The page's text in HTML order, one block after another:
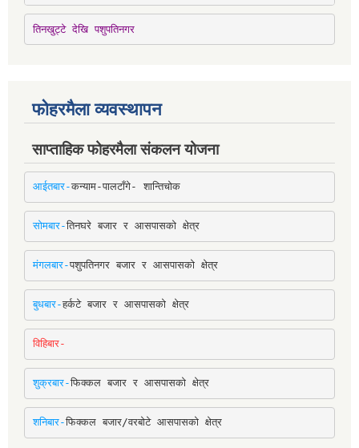
तिनखुट्टे देखि पशुपतिनगर
फोहरमैला व्यवस्थापन
साप्ताहिक फोहरमैला संकलन योजना
आईतबार-कन्याम-पालटाँगे- शान्तिचोक
सोमबार-तिनघरे बजार र आसपासको क्षेत्र
मंगलबार-पशुपतिनगर बजार र आसपासको क्षेत्र
बुधबार-हर्कटे बजार र आसपासको क्षेत्र
विहिबार-
शुक्रबार-फिक्कल बजार र आसपासको क्षेत्र
शनिबार-फिक्कल बजार/वरबोटे आसपासको क्षेत्र